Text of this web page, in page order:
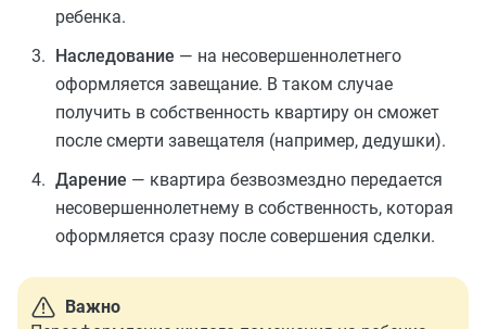
ребенка.
Наследование — на несовершеннолетнего
оформляется завещание. В таком случае
получить в собственность квартиру он сможет
после смерти завещателя (например, дедушки).
Дарение — квартира безвозмездно передается
несовершеннолетнему в собственность, которая
оформляется сразу после совершения сделки.
Важно